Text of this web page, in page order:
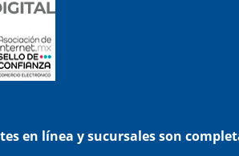
en línea y sucursales son